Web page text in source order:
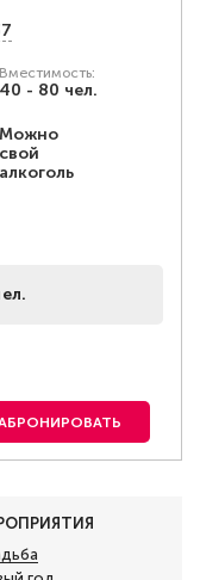
Вместимость:
40 - 80 чел.
Можно
свой
алкоголь